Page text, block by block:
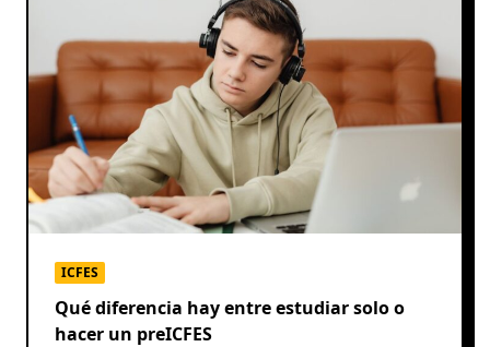
ICFES
Qué diferencia hay entre estudiar solo o
hacer un preICFES